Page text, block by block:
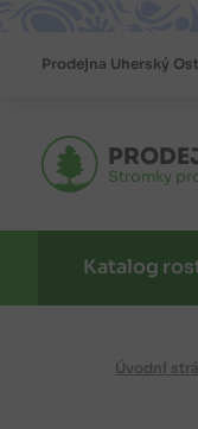
Prodejna Uherský
Stromky
Katalog
Úvodní